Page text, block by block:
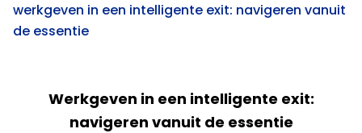
werkgeven in een intelligente exit: navigeren vanuit
de essentie
Werkgeven in een intelligente exit:
navigeren vanuit de essentie